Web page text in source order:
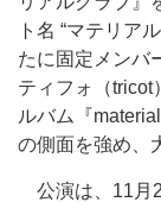
ト名 “マテリア
たに固定メンバ
ティフォ（tricot
ルバム『
の側面を強め、
公演は、11月